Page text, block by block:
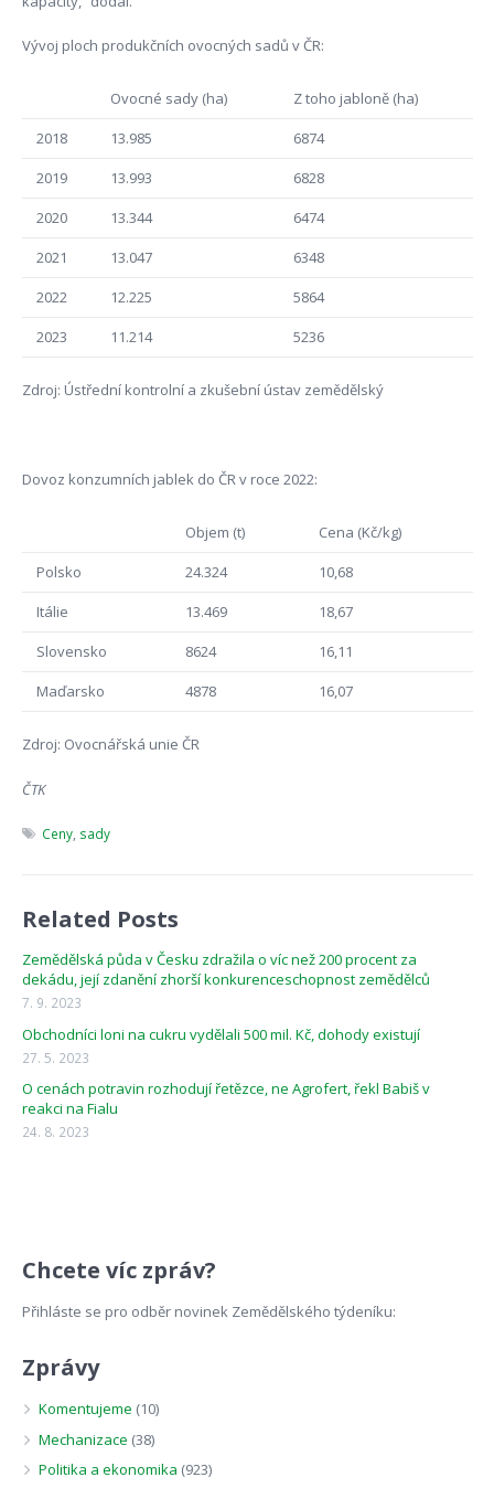
Vývoj ploch produkčních ovocných sadů v ČR:
Ovocné sady (ha)
Z toho jabloně (ha)
2018
13.985
6874
2019
13.993
6828
2020
13.344
6474
2021
13.047
6348
2022
12.225
5864
2023
11.214 5236
Zdroj: Ústřední kontrolní a zkušební ústav zemědělský
Dovoz konzumních jablek do ČR v roce 2022:
Objem (t)
Cena (Kč/kg)
Polsko
24.324
10,68
Itálie
13.469
18,67
Slovensko
8624
16,11
Maďarsko
4878 16,07
Zdroj: Ovocnářská unie ČR
ČTK
Ceny, sady
Related Posts
Zemědělská půda v Česku zdražila o víc než 200 procent za
dekádu, její zdanění zhorší konkurenceschopnost zemědělců
7. 9. 2023
Obchodníci loni na cukru vydělali 500 mil. Kč, dohody existují
27. 5. 2023
O cenách potravin rozhodují řetězce, ne Agrofert, řekl Babiš v
reakci na Fialu
24. 8. 2023
Chcete víc zpráv?
Přihláste se pro odběr novinek Zemědělského týdeníku:
Zprávy
Komentujeme (10)
Mechanizace (38)
Politika a ekonomika (923)